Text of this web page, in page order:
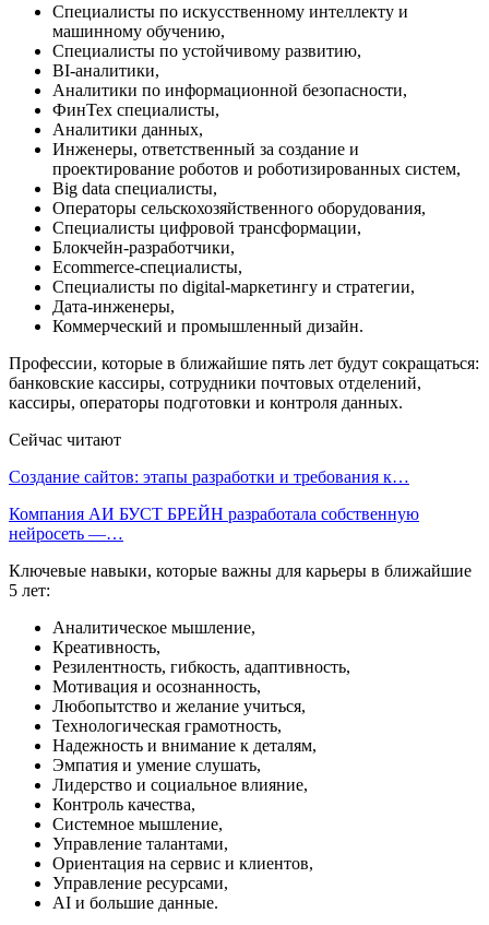
Специалисты по искусственному интеллекту и
машинному обучению,
Специалисты по устойчивому развитию,
BI-аналитики,
Аналитики по информационной безопасности,
ФинТех специалисты,
Аналитики данных,
Инженеры, ответственный за создание и
проектирование роботов и роботизированных систем,
Big data специалисты,
Операторы сельскохозяйственного оборудования,
Специалисты цифровой трансформации,
Блокчейн-разработчики,
Ecommerce-специалисты,
Специалисты по digital-маркетингу и стратегии,
Дата-инженеры,
Коммерческий и промышленный дизайн.
Профессии, которые в ближайшие пять лет будут сокращаться:
банковские кассиры, сотрудники почтовых отделений,
кассиры, операторы подготовки и контроля данных.
Сейчас читают
Создание сайтов: этапы разработки и требования к…
Компания АИ БУСТ БРЕЙН разработала собственную
нейросеть —…
Ключевые навыки, которые важны для карьеры в ближайшие
5 лет:
Аналитическое мышление,
Креативность,
Резилентность, гибкость, адаптивность,
Мотивация и осознанность,
Любопытство и желание учиться,
Технологическая грамотность,
Надежность и внимание к деталям,
Эмпатия и умение слушать,
Лидерство и социальное влияние,
Контроль качества,
Системное мышление,
Управление талантами,
Ориентация на сервис и клиентов,
Управление ресурсами,
AI и большие данные.